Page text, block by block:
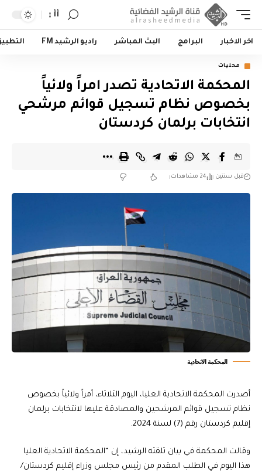
أأ
اخر الاخبار البرامج البث المباشر راديو الرشيد FM
محليات
المحكمة الاتحادية تصدر امراً ولائياً
بخصوص نظام تسجيل قوائم مرشحي
انتخابات برلمان كردستان
قبل سنتين 24 مشاهدات
المحكمة الاتحادية
أصدرت المحكمة الاتحادية العليا، اليوم الثلاثاء، أمراً ولائياً بخصوص
نظام تسجيل قوائم المرشحين والمصادقة عليها لانتخابات برلمان
إقليم كردستان رقم (7) لسنة 2024.
وقالت المحكمة في بيان تلقته الرشيد، إن “المحكمة الاتحادية العليا
هذا اليوم في الطلب المقدم من رئيس مجلس وزراء إقليم كردستان/